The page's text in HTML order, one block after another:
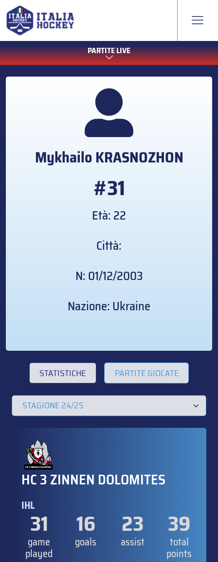
PARTITE LIVE
MykhailoKRASNOZHON
#31
Età: 22
Città:
N: 01/12/2003
Nazione: Ukraine
STATISTICHE PARTITE GIOCATE
HC 3 ZINNEN DOLOMITES
IHL
31
game
played
16
goals
23
assist
39
total
points